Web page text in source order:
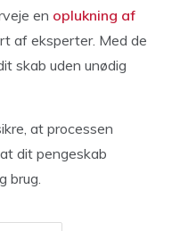
en oplukning af
af eksperter. Med de
skab uden unødig
at processen
dit pengeskab
brug.